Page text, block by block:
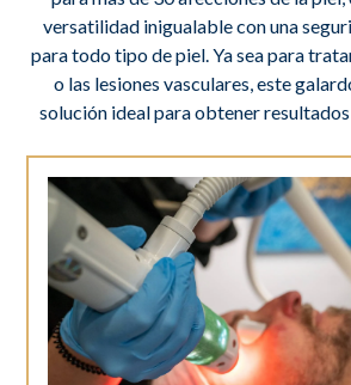
versatilidad inigualable con una
para todo tipo de piel. Ya sea para
o las lesiones vasculares, este
solución ideal para obtener